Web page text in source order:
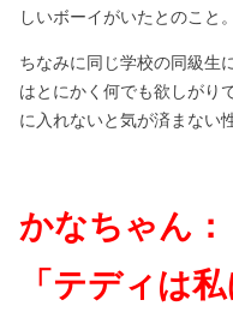
しいボーイがいたとのこと。
ちなみに同じ学校の同級生
はとにかく何でも欲しがり
に入れないと気が済まない
かなちゃん：
「テディは